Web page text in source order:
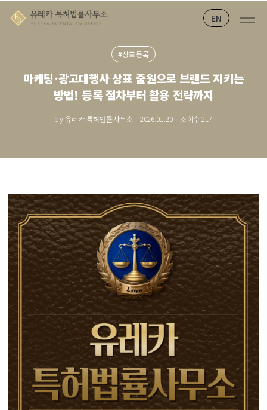
EN
#상표등록
마케팅·광고대행사 상표 출원으로 브랜드 지키는
방법! 등록 절차부터 활용 전략까지
by 유레카 특허법률사무소 2026.01.20 조회수217